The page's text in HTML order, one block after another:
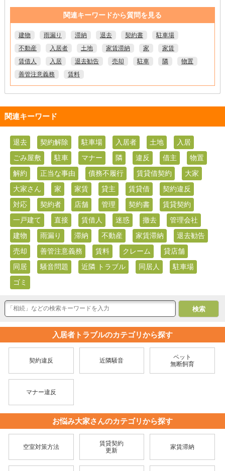
関連キーワードから質問を見る
建物 雨漏り 滞納 退去 契約書
駐車場
不動産
入居者 土地 家賃滞納 家
家賃
賃借人
入居 退去勧告 売却 駐車 隣
物置
善管注意義務
賃料
関連キーワード
退去 契約解除 駐車場 入居者 土地
入居
ごみ屋敷
駐車 マナー 隣 違反 借主
物置
解約
正当な事由 債務不履行 賃貸借契約
大家
大家さん
家 家賃 貸主 賃貸借
契約違反
対応
契約者 店舗 管理 契約書
賃貸契約
一戸建て
直接 賃借人 迷惑 撤去
管理会社
建物
雨漏り 滞納 不動産 家賃滞納
退去勧告
売却
善管注意義務 賃料 クレーム
貸店舗
同居
騒音問題 近隣 トラブル 同居人
駐車場
ゴミ
入居者トラブルのカテゴリから探す
契約違反 近隣騒音
ペット
無断飼育
マナー違反
お悩み大家さんのカテゴリから探す
空室対策方法
賃貸契約
更新
家賃滞納